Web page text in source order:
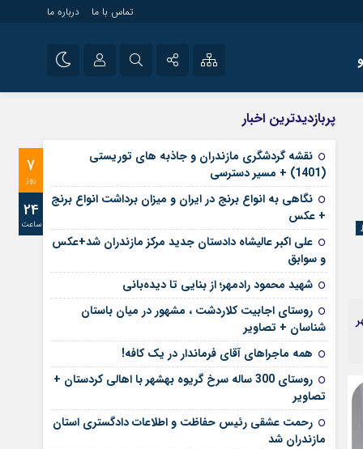
تماس با ما درباره ما
آپارات
رمز عبور
مرا به خاطر بسپار
راه اندازی سایت و
سایت های خبری و
پربازدیدترین اخبار
7
روز
24
ساعت
نقشه گردشگری مازندران و جاذبه های توریستی
(1401) + مسیر دسترسی
نگاهی به انواع برنج در ایران و میزان برداشت انواع برنج
+ عکس
علی‌ اکبر عالیشاه دادستان جدید مرکز مازندران شد+عکس
و سوابق
شهید محمود رادمهر؛ از بنایی تا دیده‌بانی
روستای اجابیت کلاردشت ، مشهور در میان باستان
شناسان + تصاویر
همه ماجراهای آقای فرماندار در یک کافه!
روستای 300 ساله سرخ ‌گریوه بهشهر با اهالی کردستان +
تصاویر
رحمت عشقی رئیس حفاظت و اطلاعات دادگستری استان
مازندران شد